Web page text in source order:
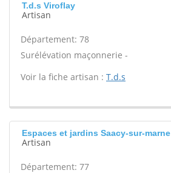
T.d.s Viroflay
Artisan
Département: 78
Surélévation maçonnerie -
Voir la fiche artisan : T.d.s
Espaces et jardins Saacy-sur-marne
Artisan
Département: 77